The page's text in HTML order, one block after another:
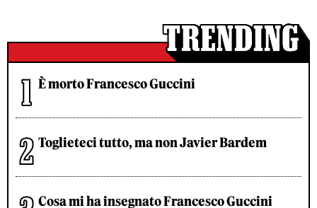
È morto Francesco Guccini
Toglieteci tutto, ma non Javier Bardem
Cosa mi ha insegnato Francesco Guccini